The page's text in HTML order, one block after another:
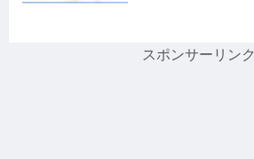
スポンサーリンク